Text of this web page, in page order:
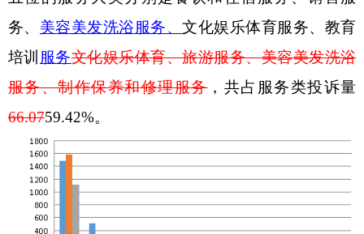
务、 美容美发洗浴服务、文化娱乐体育服务、教育
培训 服务文化娱乐体育、旅游服务、美容美发洗浴
服务、制作保养和修理服务，共占服务类投诉量
66.0759.42%。